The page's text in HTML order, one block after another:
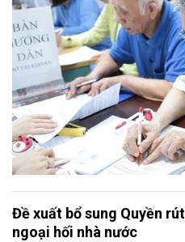
Đề xuất bổ sung Quyền
ngoại hối nhà nước